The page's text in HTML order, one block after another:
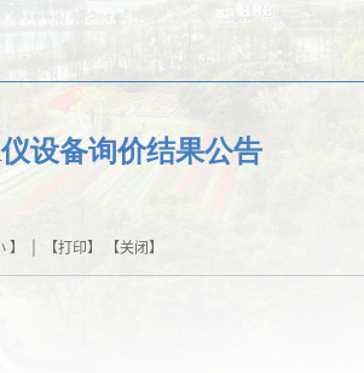
设备询价结果公告
】 | 【打印】 【关闭】